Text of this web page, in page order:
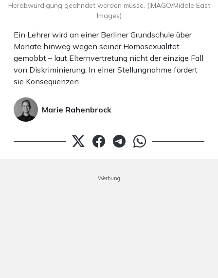
Ein Lehrer wird an einer Berliner Grundschule über
Monate hinweg wegen seiner Homosexualität
gemobbt – laut Elternvertretung nicht der einzige Fall
von Diskriminierung. In einer Stellungnahme fordert
sie Konsequenzen.
Marie Rahenbrock
Herabwürdigung geahndet werden müsse. (IMAGO/Middle East
Images)
Werbung